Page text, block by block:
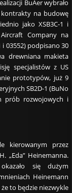
BuAer wybrało
na budowę
jako XSB3C-1 i
Company na
03552) podpisano 30
drewniana makieta
specjalistów z US
prototypów, już 9
SB2D-1 (BuNo
prób rozwojowych i
kierowanym przez
„Eda” Heinemanna.
się dużym
Heinemann
że to będzie niezwykle